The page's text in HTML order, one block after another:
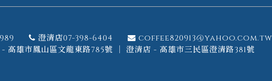
澄清店07-398-6404
coffee820913@yahoo.com.tw
高雄市鳳山區文龍東路785號 ｜ 澄清店 - 高雄市三民區澄清路381號